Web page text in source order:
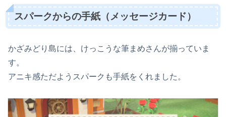
スパークからの手紙（メッセージカード）
かざみどり島には、けっこうな筆まめさんが揃っていま
す。
アニキ感ただようスパークも手紙をくれました。